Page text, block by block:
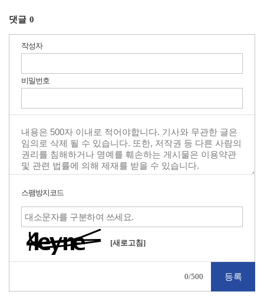
댓글 0
작성자
비밀번호
스팸방지코드
[새로고침]
0/500